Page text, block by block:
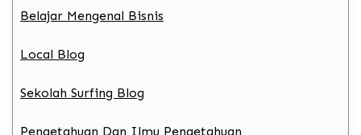
Belajar Mengenal Bisnis
Local Blog
Sekolah Surfing Blog
Pengetahuan Dan Ilmu Pengetahuan